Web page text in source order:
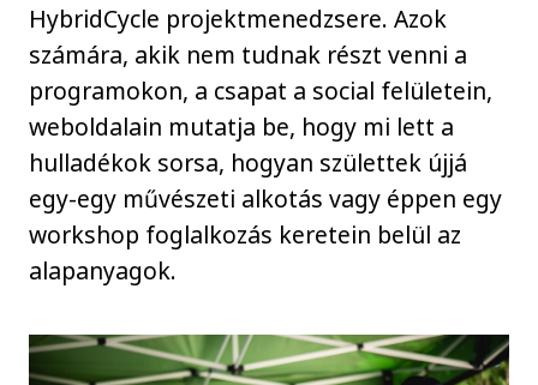
HybridCycle projektmenedzsere. Azok
számára, akik nem tudnak részt venni a
programokon, a csapat a social felületein,
weboldalain mutatja be, hogy mi lett a
hulladékok sorsa, hogyan születtek újjá
egy-egy művészeti alkotás vagy éppen egy
workshop foglalkozás keretein belül az
alapanyagok.